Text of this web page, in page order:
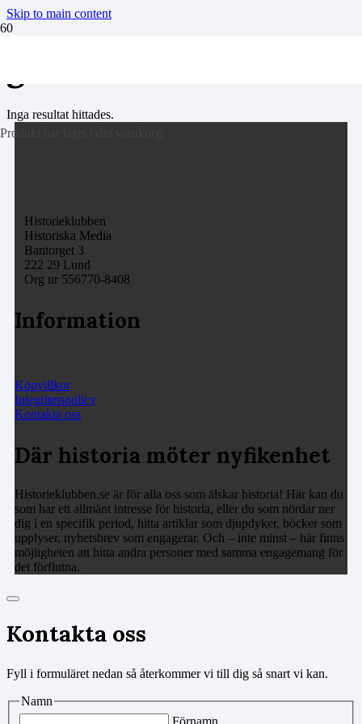
Skip to main content
Produkt
Inga resultat hittades.
Historieklubben
Historiska Media
Bantorget 3
222 29 Lund
Org nr 556770-8408
Information
Köpvillkor
Integritetspolicy
Kontakta oss
Där historia möter nyfikenhet
Historieklubben.se är för alla oss som älskar historia! Här kan du
som har ett allmänt intresse för historia, eller du som nördar ner
dig i en specifik period, hitta artiklar som djupdyker, böcker som
upplyser, nyhetsbrev som engagerar. Och – inte minst – här finns
möjligheten att hitta andra personer med samma engagemang för
det förflutna.
Kontakta oss
Fyll i formuläret nedan så återkommer vi till dig så snart vi kan.
Namn
Förnamn